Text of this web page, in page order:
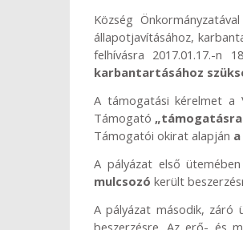
Község
állapotjavításához,
felhívásra 2017.01.17.-n
karbantartásához
A támogatási kérelmet a
Támogató „támogatásra
Támogatói okirat alapján
A pályázat első ütemében
mulcsozó került
A pályázat második, záró
beszerzésre. Az erő- és